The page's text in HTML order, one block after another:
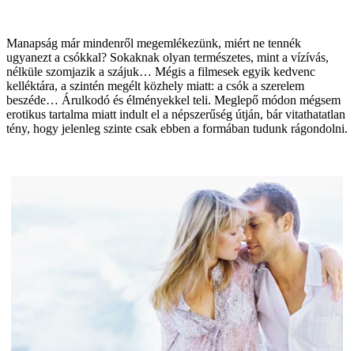
Manapság már mindenről megemlékezünk, miért ne tennék
ugyanezt a csókkal? Sokaknak olyan természetes, mint a vízívás,
nélküle szomjazik a szájuk… Mégis a filmesek egyik kedvenc
kelléktára, a szintén megélt közhely miatt: a csók a szerelem
beszéde… Árulkodó és élményekkel teli. Meglepő módon mégsem
erotikus tartalma miatt indult el a népszerűség útján, bár vitathatatlan
tény, hogy jelenleg szinte csak ebben a formában tudunk rágondolni.